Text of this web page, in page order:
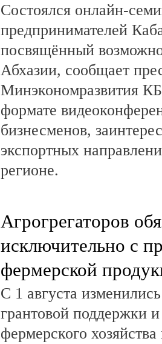
Состоялся онлайн-
предпринимателей
посвящённый
Абхазии, сообщает
Минэкономразвития
формате
бизнесменов,
экспортных
регионе.
Агрогрегаторов
исключительно с
фермерской
С 1 августа
грантовой поддержки
фермерского хозяйства